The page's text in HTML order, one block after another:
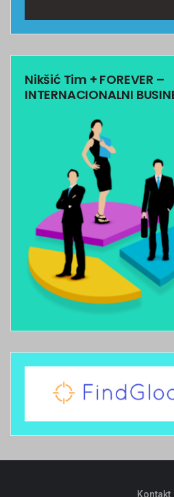
Nikšić Tim + FOREVER –
INTERNACIONALNI
Kontakt